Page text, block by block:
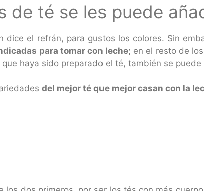
de té se les puede
dice el refrán, para gustos los colores. Sin
para tomar con leche; en el resto de
haya sido preparado el té, también se puede
del mejor té que mejor casan con la